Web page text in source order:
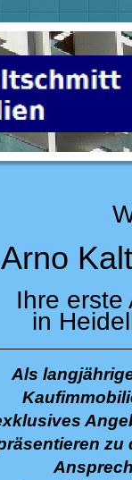
Arno
Ihre erste
in
Als
zu